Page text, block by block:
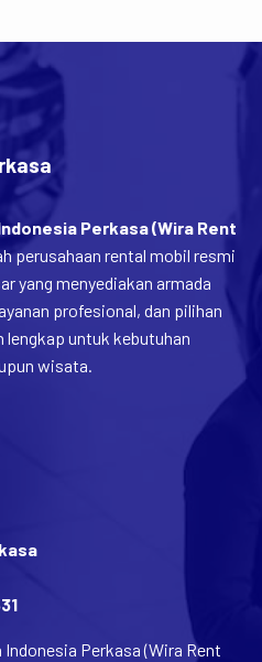
mobil keluarga biasa.
Perkasa (Wira Rent
perusahaan rental mobil resmi
yang menyediakan armada
profesional, dan pilihan
lengkap untuk kebutuhan
wisata.
Indonesia Perkasa (Wira Rent